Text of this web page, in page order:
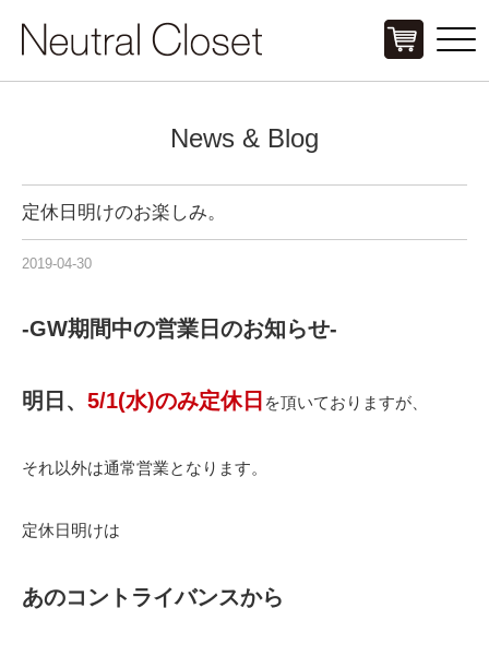
Click
News & Blog
定休日明けのお楽しみ。
2019-04-30
-GW期間中の営業日のお知らせ-
明日、 5/1(水)のみ定休日 を頂いておりますが、
それ以外は通常営業となります。
定休日明けは
あのコントライバンスから